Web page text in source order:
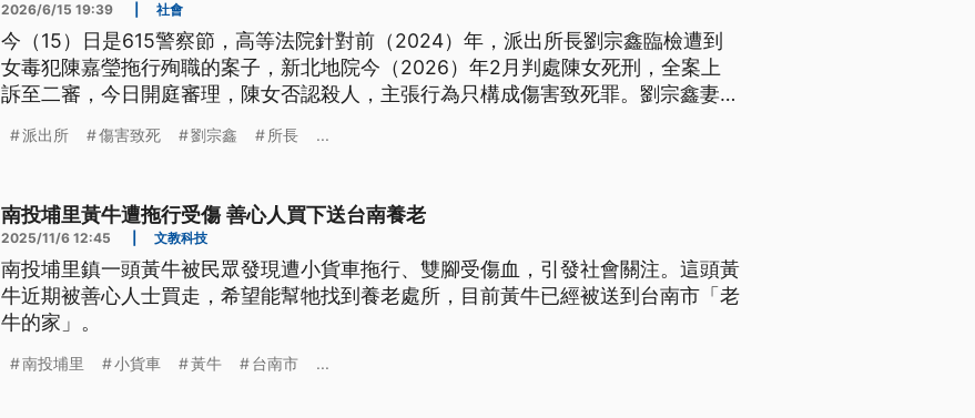
2026/6/15 19:39 社會
今（15）日是615警察節，高等法院針對前（2024）年，派出所長劉宗鑫臨檢遭到
女毒犯陳嘉瑩拖行殉職的案子，新北地院今（2026）年2月判處陳女死刑，全案上
訴至二審，今日開庭審理，陳女否認殺人，主張行為只構成傷害致死罪。劉宗鑫妻子
則請審判長為他們伸冤。
派出所 傷害致死 劉宗鑫 所長 ...
南投埔里黃牛遭拖行受傷 善心人買下送台南養老
2025/11/6 12:45 文教科技
南投埔里鎮一頭黃牛被民眾發現遭小貨車拖行、雙腳受傷血，引發社會關注。這頭黃
牛近期被善心人士買走，希望能幫牠找到養老處所，目前黃牛已經被送到台南市「老
牛的家」。
南投埔里 小貨車 黃牛 台南市 ...